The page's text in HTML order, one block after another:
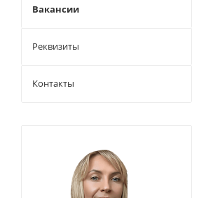
Вакансии
Реквизиты
Контакты